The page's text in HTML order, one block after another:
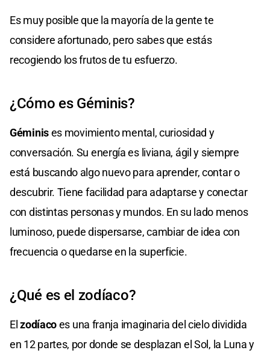
Es muy posible que la mayoría de la gente te
considere afortunado, pero sabes que estás
recogiendo los frutos de tu esfuerzo.
¿Cómo es Géminis?
Géminises movimiento mental, curiosidad y
conversación. Su energía es liviana, ágil y siempre
está buscando algo nuevo para aprender, contar o
descubrir. Tiene facilidad para adaptarse y conectar
con distintas personas y mundos. En su lado menos
luminoso, puede dispersarse, cambiar de idea con
frecuencia o quedarse en la superficie.
¿Qué es el zodíaco?
Elzodíacoes una franja imaginaria del cielo dividida
en 12 partes, por donde se desplazan el Sol, la Luna y